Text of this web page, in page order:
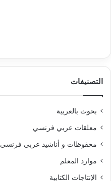
التصنيفات
بحوث بالعربية
معلقات عربي فرنسي
محفوظات و أناشيد عربي فرنسي
موارد المعلم
الإنتاجات الكتابية